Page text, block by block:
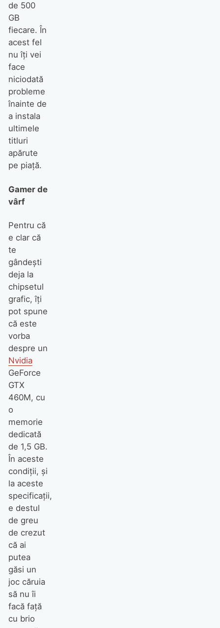
de 500
GB
fiecare. În
acest fel
nu îţi vei
face
niciodată
probleme
înainte de
a instala
ultimele
titluri
apărute
pe piaţă.
Gamer de
vârf
Pentru că
e clar că
te
gândeşti
deja la
chipsetul
grafic, îţi
pot spune
că este
vorba
despre un
Nvidia
GeForce
GTX
460M, cu
o
memorie
dedicată
de 1,5 GB.
În aceste
condiţii, şi
la aceste
specificaţii,
e destul
de greu
de crezut
că ai
putea
găsi un
joc căruia
să nu îi
facă faţă
cu brio